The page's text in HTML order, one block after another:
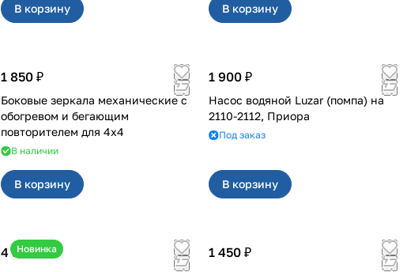
В корзину В корзину
1 850 ₽
Боковые зеркала механические с
обогревом и бегающим
повторителем для 4х4
В наличии
В корзину
1 900 ₽
Насос водяной Luzar (помпа) на
2110-2112, Приора
Под заказ
В корзину
Новинка
4 550 ₽ 1 450 ₽